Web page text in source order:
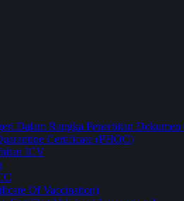
Dalam Rangka Penerbitan
Certificate (PHQC)
ICV
Of Vaccination)